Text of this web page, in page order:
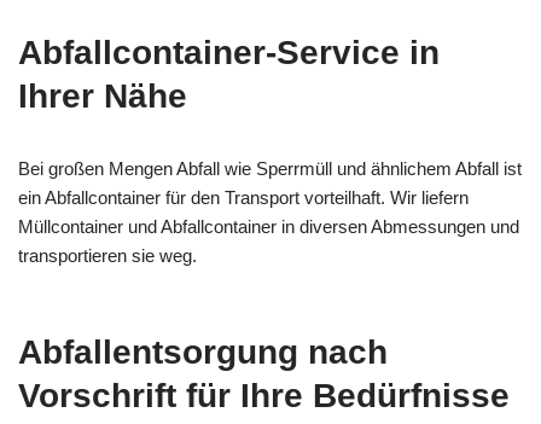
Abfallcontainer-Service in
Ihrer Nähe
Bei großen Mengen Abfall wie Sperrmüll und ähnlichem Abfall ist
ein Abfallcontainer für den Transport vorteilhaft. Wir liefern
Müllcontainer und Abfallcontainer in diversen Abmessungen und
transportieren sie weg.
Abfallentsorgung nach
Vorschrift für Ihre Bedürfnisse